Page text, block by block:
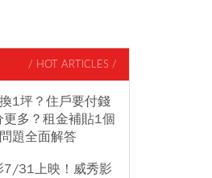
/ HOT ARTICLES /
1坪？住戶要付錢
多？租金補貼1個
題全面解答
7/31上映！威秀影